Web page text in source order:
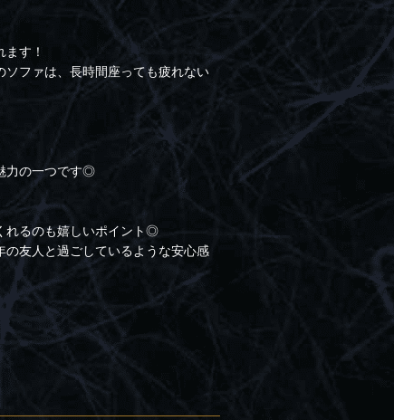
す！
ファは、長時間座っても疲れない
力の一つです◎
れるのも嬉しいポイント◎
友人と過ごしているような安心感